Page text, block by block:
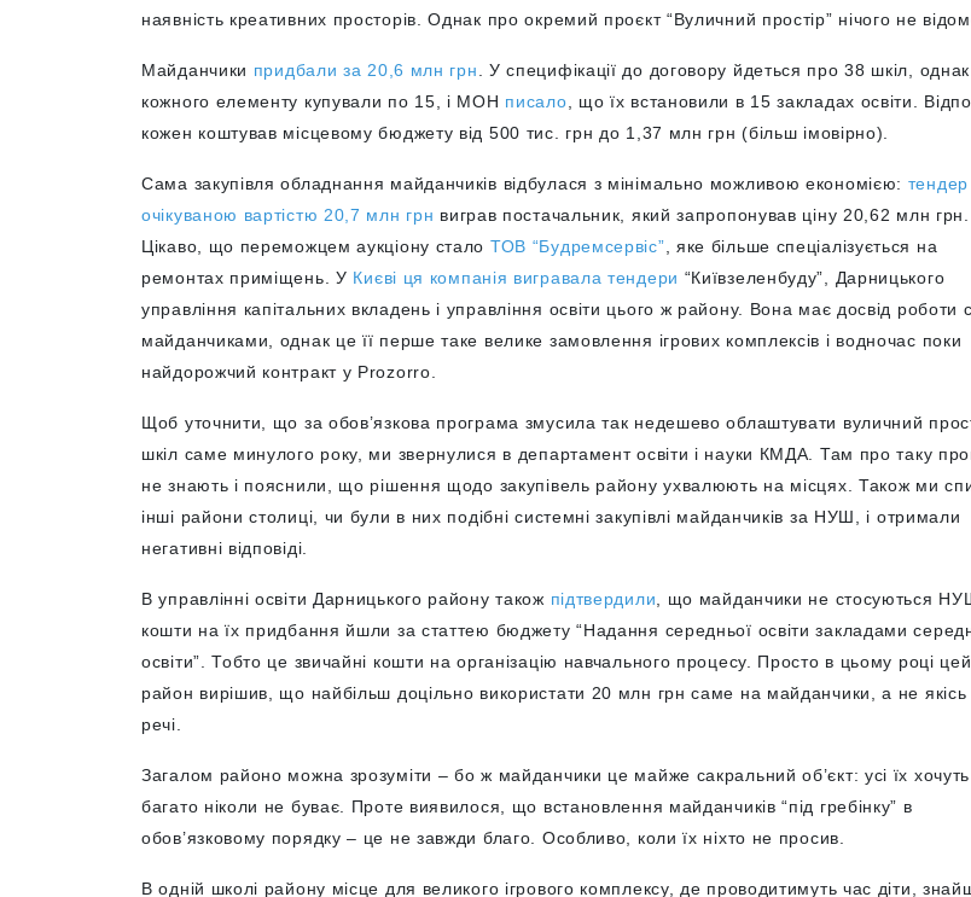
наявність креативних просторів. Однак про окремий проєкт “Вуличний простір” нічого не
Майданчики придбали за 20,6 млн грн . У специфікації до договору йдеться про 38 шкіл, однак
кожного елементу купували по 15, і МОН писало , що їх встановили в 15 закладах освіти.
кожен коштував місцевому бюджету від 500 тис. грн до 1,37 млн грн (більш імовірно).
Сама закупівля обладнання майданчиків відбулася з мінімально можливою економією: тендер
очікуваною вартістю 20,7 млн грн виграв постачальник, який запропонував ціну 20,62 млн грн.
Цікаво, що переможцем аукціону стало ТОВ “Будремсервіс” , яке більше спеціалізується на
ремонтах приміщень. У Києві ця компанія вигравала тендери “Київзеленбуду”, Дарницького
управління капітальних вкладень і управління освіти цього ж району. Вона має досвід роботи
майданчиками, однак це її перше таке велике замовлення ігрових комплексів і водночас поки
найдорожчий контракт у Prozorro.
Щоб уточнити, що за обов’язкова програма змусила так недешево облаштувати вуличний
шкіл саме минулого року, ми звернулися в департамент освіти і науки КМДА. Там про таку
не знають і пояснили, що рішення щодо закупівель району ухвалюють на місцях. Також ми
інші райони столиці, чи були в них подібні системні закупівлі майданчиків за НУШ, і отримали
негативні відповіді.
В управлінні освіти Дарницького району також підтвердили , що майданчики не стосуються
кошти на їх придбання йшли за статтею бюджету “Надання середньої освіти закладами
освіти”. Тобто це звичайні кошти на організацію навчального процесу. Просто в цьому році цей
район вирішив, що найбільш доцільно використати 20 млн грн саме на майданчики, а не якісь
речі.
Загалом районо можна зрозуміти – бо ж майданчики це майже сакральний об’єкт: усі їх хочуть
багато ніколи не буває. Проте виявилося, що встановлення майданчиків “під гребінку” в
обов’язковому порядку – це не завжди благо. Особливо, коли їх ніхто не просив.
В одній школі району місце для великого ігрового комплексу, де проводитимуть час діти,